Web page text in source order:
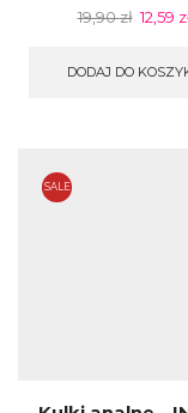
19,90zł 12,59
DODAJ DO
SALE